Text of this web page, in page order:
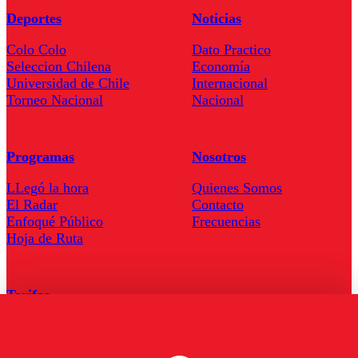
Deportes
Colo Colo
Seleccion Chilena
Universidad de Chile
Torneo Nacional
Noticias
Dato Practico
Economía
Internacional
Nacional
Programas
LLegó la hora
El Radar
Enfoqué Público
Hoja de Ruta
Nosotros
Quienes Somos
Contacto
Frecuencias
Tarifas